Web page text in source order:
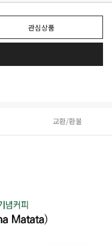
관심상품
교환/환불